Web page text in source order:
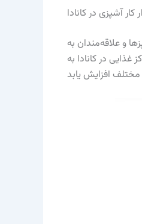
کار آشپزی در کانادا
و علاقه‌مندان به
در کانادا به